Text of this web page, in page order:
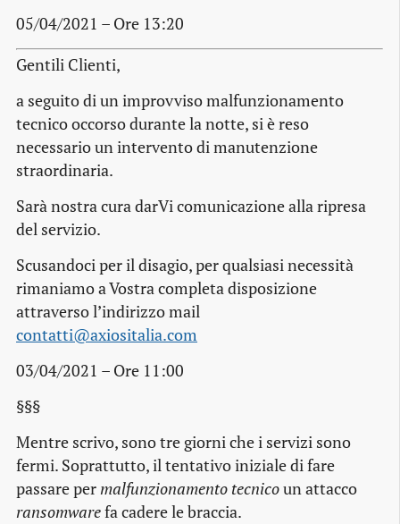
05/04/2021 – Ore 13:20
Gentili Clienti,
a seguito di un improvviso malfunzionamento
tecnico occorso durante la notte, si è reso
necessario un intervento di manutenzione
straordinaria.
Sarà nostra cura darVi comunicazione alla ripresa
del servizio.
Scusandoci per il disagio, per qualsiasi necessità
rimaniamo a Vostra completa disposizione
attraverso l’indirizzo mail
contatti@axiositalia.com
03/04/2021 – Ore 11:00
§§§
Mentre scrivo, sono tre giorni che i servizi sono
fermi. Soprattutto, il tentativo iniziale di fare
passare permalfunzionamento tecnicoun attacco
ransomwarefa cadere le braccia.